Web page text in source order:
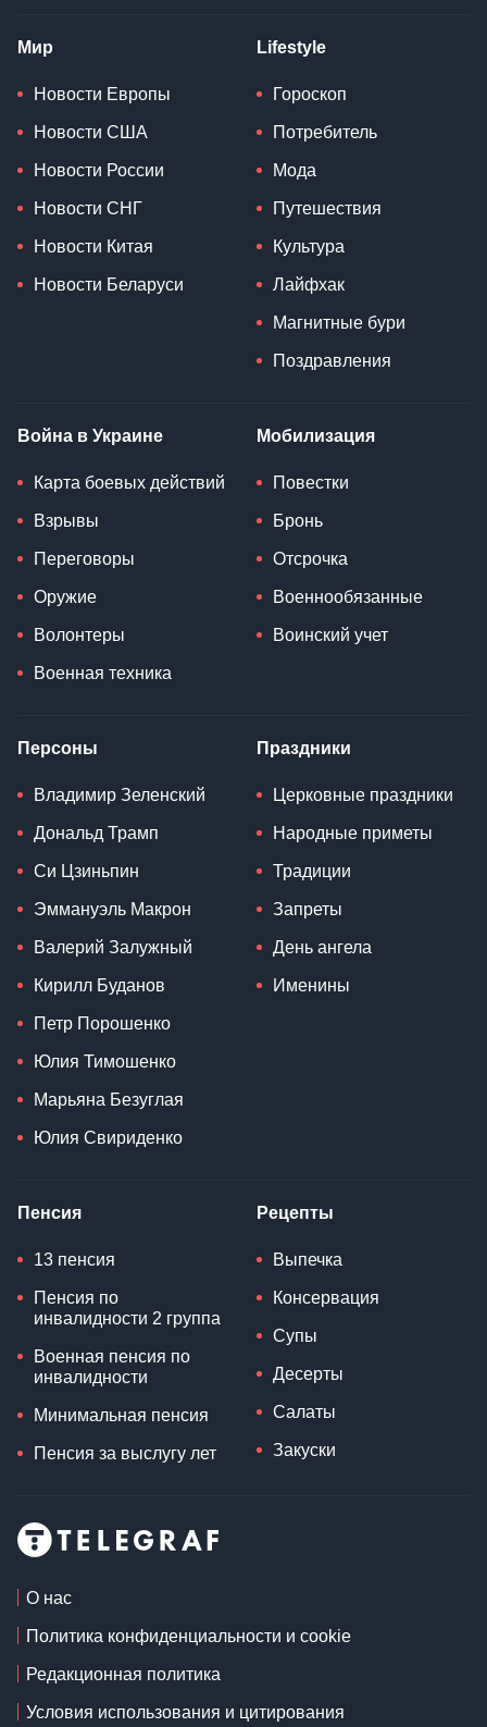
Мир
Новости Европы
Новости США
Новости России
Новости СНГ
Новости Китая
Новости Беларуси
Lifestyle
Гороскоп
Потребитель
Мода
Путешествия
Культура
Лайфхак
Магнитные бури
Поздравления
Война в Украине
Карта боевых действий
Взрывы
Переговоры
Оружие
Волонтеры
Военная техника
Мобилизация
Повестки
Бронь
Отсрочка
Военнообязанные
Воинский учет
Персоны
Владимир Зеленский
Дональд Трамп
Си Цзиньпин
Эммануэль Макрон
Валерий Залужный
Кирилл Буданов
Петр Порошенко
Юлия Тимошенко
Марьяна Безуглая
Юлия Свириденко
Праздники
Церковные праздники
Народные приметы
Традиции
Запреты
День ангела
Именины
Пенсия
13 пенсия
Пенсия по
инвалидности 2 группа
Военная пенсия по
инвалидности
Минимальная пенсия
Пенсия за выслугу лет
Рецепты
Выпечка
Консервация
Супы
Десерты
Салаты
Закуски
О нас
Политика конфиденциальности и cookie
Редакционная политика
Условия использования и цитирования